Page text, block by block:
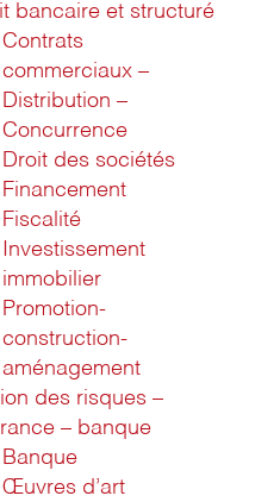
bancaire et structuré
Contrats
commerciaux –
Distribution –
Concurrence
Droit des sociétés
Financement
Fiscalité
Investissement
immobilier
Promotion-
construction-
aménagement
des risques –
– banque
Banque
Œuvres d’art